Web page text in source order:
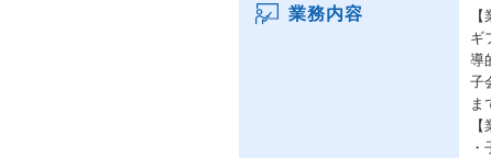
業務内容
ギ
導
子
ま